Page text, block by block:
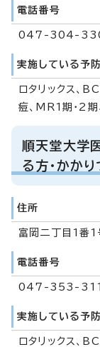
電話番号
047-304-
実施している予
ロタリックス、
痘、MR1期・2期
順天堂大学
る方・かかり
住所
富岡二丁目1番1
電話番号
047-353-
実施している予
ロタリックス、